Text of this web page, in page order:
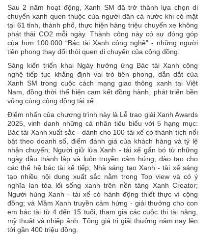
Sau 2 năm hoạt động, Xanh SM đã trở thành lựa chọn di
chuyển xanh quen thuộc của người dân cả nước khi có mặt
tại 61 tỉnh, thành phố, thực hiện hàng triệu chuyến xe không
phát thải CO2 mỗi ngày. Thành công này có sự đóng góp
của hơn 100.000 “Bác tài Xanh công nghệ” - những người
tiên phong thay đổi thói quen di chuyển của cộng đồng.
Sáng kiến triển khai Ngày hưởng ứng Bác tài Xanh công
nghệ tiếp tục khẳng định vai trò tiên phong, dẫn dắt của
Xanh SM trong cuộc cách mạng giao thông xanh tại Việt
Nam, đồng thời thể hiện cam kết đồng hành, phát triển bền
vững cùng cộng đồng tài xế.
Điểm nhấn của chương trình này là Lễ trao giải Xanh Awards
2025, vinh danh những cá nhân tiêu biểu với 5 hạng mục:
Bác tài Xanh xuất sắc - dành cho 100 tài xế có thành tích nổi
bật theo doanh số, điểm đánh giá của khách hàng và tỷ lệ
nhận chuyến; Người giữ lửa Xanh - tài xế gắn bó từ những
ngày đầu thành lập và luôn truyền cảm hứng, đào tạo cho
các thế hệ bác tài kế tiếp; Nhà sáng tạo Xanh - tài xế sáng
tạo nhiều nội dung xuất sắc nằm trong Top view và có ý
nghĩa lan tỏa lối sống xanh trên nền tảng Xanh Creator;
Người hùng Xanh - tài xế có hành động thiết thực vì cộng
đồng; và Mầm Xanh truyền cảm hứng - giải thưởng cho con
em bác tài từ 4 đến 15 tuổi, tham gia các cuộc thi tài năng,
mỹ thuật và nhiếp ảnh. Tổng giá trị giải thưởng năm nay lên
tới gần 400 triệu đồng.